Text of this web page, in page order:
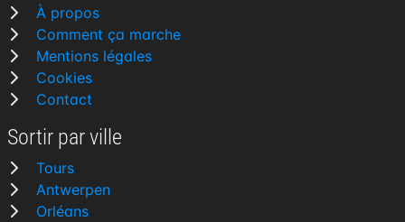
À propos
Comment ça marche
Mentions légales
Cookies
Contact
Sortir par ville
Tours
Antwerpen
Orléans